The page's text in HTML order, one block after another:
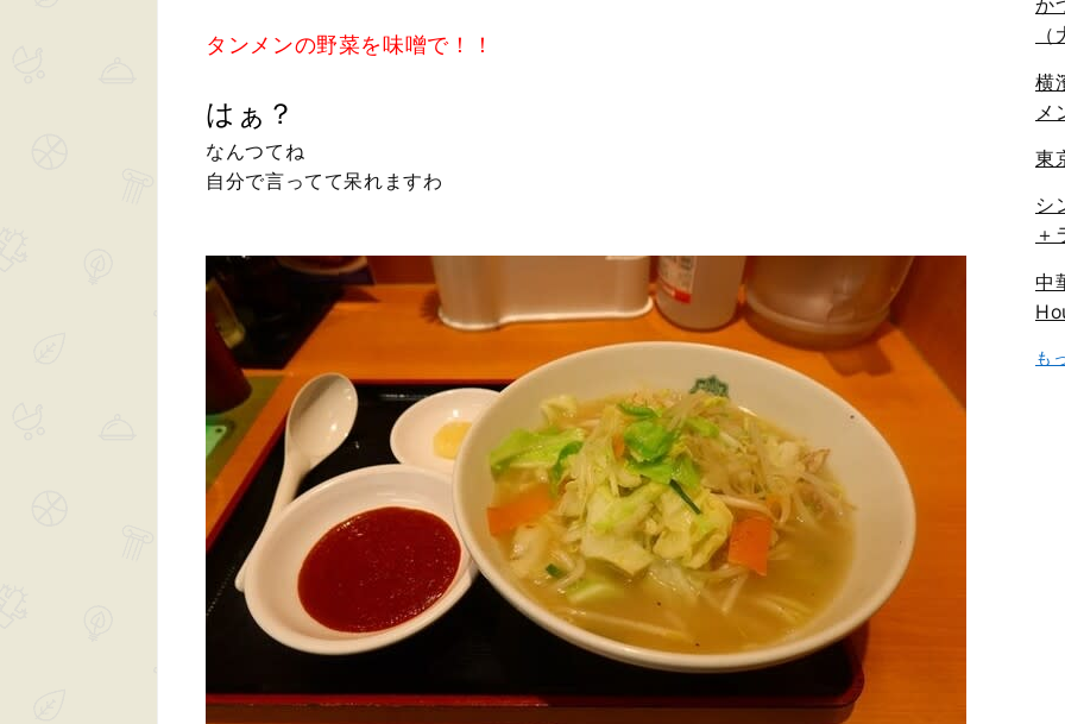
タンメンの野菜を味噌で！！
はぁ？
なんつてね
自分で言ってて呆れますわ
か
横
メ
東
シ
＋
中
も